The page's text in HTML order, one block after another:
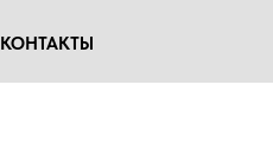
КОНТАКТЫ